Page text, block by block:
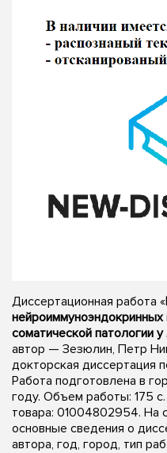
Диссертационная работа «
нейроиммуноэндокринных
соматической патологии
автор — Зезюлин, Петр
докторская диссертация
Работа подготовлена в
году. Объем работы: 175 с.
товара: 01004802954. На
основные сведения о
автора, год, город, тип